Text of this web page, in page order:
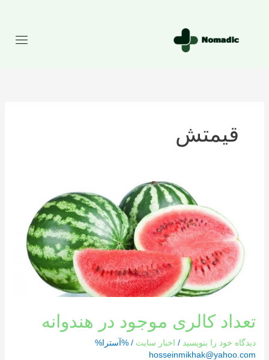
قیمتش
تعداد کالری موجود در هندوانه
دیدگاه‌ خود را بنویسید / اخبار سایت / %آسترا%
hosseinmikhak@yahoo.com
هندوانه